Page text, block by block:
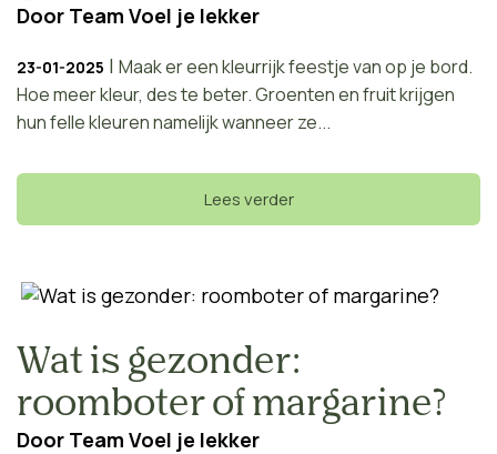
Door Team Voel je lekker
23-01-2025 | Maak er een kleurrijk feestje van op je bord.
Hoe meer kleur, des te beter. Groenten en fruit krijgen
hun felle kleuren namelijk wanneer ze...
Lees verder
Wat is gezonder:
roomboter of margarine?
Door Team Voel je lekker